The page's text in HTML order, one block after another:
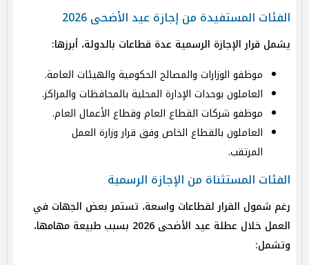
الفئات المستفيدة من إجازة عيد الأضحى 2026
يشمل قرار الإجازة الرسمية عدة قطاعات بالدولة، أبرزها:
موظفو الوزارات والمصالح الحكومية والهيئات العامة.
العاملون بوحدات الإدارة المحلية بالمحافظات والمراكز.
موظفو شركات القطاع العام وقطاع الأعمال العام.
العاملون بالقطاع الخاص وفق قرار وزارة العمل
المرتقب.
الفئات المستثناة من الإجازة الرسمية
رغم شمول القرار لقطاعات واسعة، تستمر بعض الجهات في
العمل خلال عطلة عيد الأضحى 2026 بسبب طبيعة مهامها،
وتشمل: